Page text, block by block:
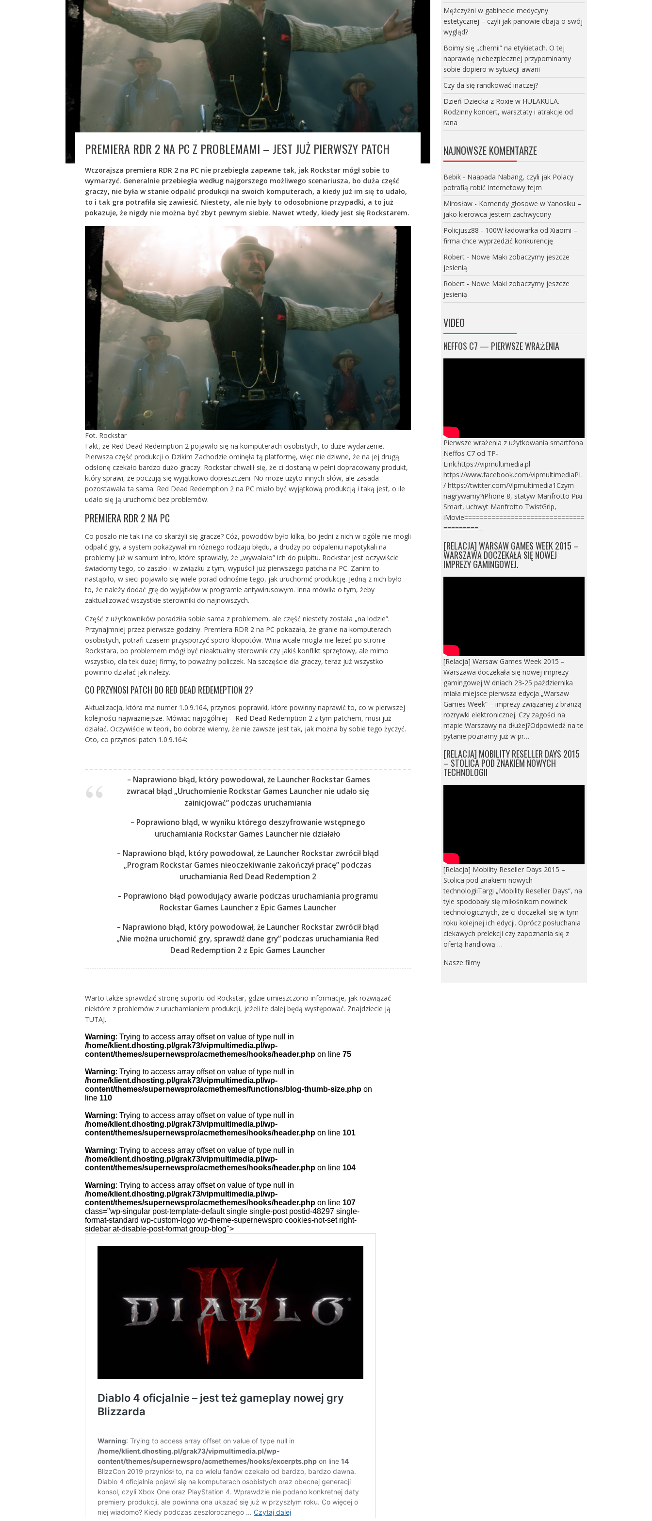
PREMIERA RDR 2 NA PC Z PROBLEMAMI – JEST JUŻ PIERWSZY PATCH
Wczorajsza premiera RDR 2 na PC nie przebiegła zapewne tak, jak Rockstar mógł sobie to
wymarzyć. Generalnie przebiegła według najgorszego możliwego scenariusza, bo duża część
graczy, nie była w stanie odpalić produkcji na swoich komputerach, a kiedy już im się to udało,
to i tak gra potrafiła się zawiesić. Niestety, ale nie były to odosobnione przypadki, a to już
pokazuje, że nigdy nie można być zbyt pewnym siebie. Nawet wtedy, kiedy jest się Rockstarem.
Fot. Rockstar
Fakt, że Red Dead Redemption 2 pojawiło się na komputerach osobistych, to duże wydarzenie.
Pierwsza część produkcji o Dzikim Zachodzie ominęła tą platformę, więc nie dziwne, że na jej drugą
odsłonę czekało bardzo dużo graczy. Rockstar chwalił się, że ci dostaną w pełni dopracowany produkt,
który sprawi, że poczują się wyjątkowo dopieszczeni. No może użyto innych słów, ale zasada
pozostawała ta sama. Red Dead Redemption 2 na PC miało być wyjątkową produkcją i taką jest, o ile
udało się ją uruchomić bez problemów.
PREMIERA RDR 2 NA PC
Co poszło nie tak i na co skarżyli się gracze? Cóż, powodów było kilka, bo jedni z nich w ogóle nie mogli
odpalić gry, a system pokazywał im różnego rodzaju błędu, a drudzy po odpaleniu napotykali na
problemy już w samum intro, które sprawiały, że „wywalało” ich do pulpitu. Rockstar jest oczywiście
świadomy tego, co zaszło i w związku z tym, wypuścił już pierwszego patcha na PC. Zanim to
nastąpiło, w sieci pojawiło się wiele porad odnośnie tego, jak uruchomić produkcję. Jedną z nich było
to, że należy dodać grę do wyjątków w programie antywirusowym. Inna mówiła o tym, żeby
zaktualizować wszystkie sterowniki do najnowszych.
Część z użytkowników poradziła sobie sama z problemem, ale część niestety została „na lodzie”.
Przynajmniej przez pierwsze godziny. Premiera RDR 2 na PC pokazała, że granie na komputerach
osobistych, potrafi czasem przysporzyć sporo kłopotów. Wina wcale mogła nie leżeć po stronie
Rockstara, bo problemem mógł być nieaktualny sterownik czy jakiś konflikt sprzętowy, ale mimo
wszystko, dla tek dużej firmy, to poważny policzek. Na szczęście dla graczy, teraz już wszystko
powinno działać jak należy.
CO PRZYNOSI PATCH DO RED DEAD REDEMEPTION 2?
Aktualizacja, która ma numer 1.0.9.164, przynosi poprawki, które powinny naprawić to, co w pierwszej
kolejności najważniejsze. Mówiąc najogólniej – Red Dead Redemption 2 z tym patchem, musi już
działać. Oczywiście w teorii, bo dobrze wiemy, że nie zawsze jest tak, jak można by sobie tego życzyć.
Oto, co przynosi patch 1.0.9.164:
– Naprawiono błąd, który powodował, że Launcher Rockstar Games
zwracał błąd „Uruchomienie Rockstar Games Launcher nie udało się
zainicjować” podczas uruchamiania
– Poprawiono błąd, w wyniku którego deszyfrowanie wstępnego
uruchamiania Rockstar Games Launcher nie działało
– Naprawiono błąd, który powodował, że Launcher Rockstar zwrócił błąd
„Program Rockstar Games nieoczekiwanie zakończył pracę” podczas
uruchamiania Red Dead Redemption 2
– Poprawiono błąd powodujący awarie podczas uruchamiania programu
Rockstar Games Launcher z Epic Games Launcher
– Naprawiono błąd, który powodował, że Launcher Rockstar zwrócił błąd
„Nie można uruchomić gry, sprawdź dane gry” podczas uruchamiania Red
Dead Redemption 2 z Epic Games Launcher
Warto także sprawdzić stronę suportu od Rockstar, gdzie umieszczono informacje, jak rozwiązać
niektóre z problemów z uruchamianiem produkcji, jeżeli te dalej będą występować. Znajdziecie ją
TUTAJ.
Mężczyźni w gabinecie medycyny
estetycznej – czyli jak panowie dbają o swój
wygląd?
Boimy się „chemii” na etykietach. O tej
naprawdę niebezpiecznej przypominamy
sobie dopiero w sytuacji awarii
Czy da się randkować inaczej?
Dzień Dziecka z Roxie w HULAKULA.
Rodzinny koncert, warsztaty i atrakcje od
rana
NAJNOWSZE KOMENTARZE
Bebik- Naapada Nabang, czyli jak Polacy
potrafią robić Internetowy fejm
Mirosław- Komendy głosowe w Yanosiku –
jako kierowca jestem zachwycony
Policjusz88 - 100W ładowarka od Xiaomi –
firma chce wyprzedzić konkurencję
Robert- Nowe Maki zobaczymy jeszcze
jesienią
Robert- Nowe Maki zobaczymy jeszcze
jesienią
VIDEO
NEFFOS C7 — PIERWSZE WRAŻENIA
Pierwsze wrażenia z użytkowania smartfona
Neffos C7 od TP-
Link.https://vipmultimedia.pl
https://www.facebook.com/vipmultimediaPL
/ https://twitter.com/Vipmultimedia1Czym
nagrywamy?iPhone 8, statyw Manfrotto Pixi
Smart, uchwyt Manfrotto TwistGrip,
iMovie===============================
=========…
[RELACJA] WARSAW GAMES WEEK 2015 –
WARSZAWA DOCZEKAŁA SIĘ NOWEJ
IMPREZY GAMINGOWEJ.
[Relacja] Warsaw Games Week 2015 –
Warszawa doczekała się nowej imprezy
gamingowej.W dniach 23-25 października
miała miejsce pierwsza edycja „Warsaw
Games Week” – imprezy związanej z branżą
rozrywki elektronicznej. Czy zagości na
mapie Warszawy na dłużej?Odpowiedź na te
pytanie poznamy już w pr…
[RELACJA] MOBILITY RESELLER DAYS 2015
– STOLICA POD ZNAKIEM NOWYCH
TECHNOLOGII
[Relacja] Mobility Reseller Days 2015 –
Stolica pod znakiem nowych
technologiiTargi „Mobility Reseller Days”, na
tyle spodobały się miłośnikom nowinek
technologicznych, że ci doczekali się w tym
roku kolejnej ich edycji. Oprócz posłuchania
ciekawych prelekcji czy zapoznania się z
ofertą handlową …
Nasze filmy